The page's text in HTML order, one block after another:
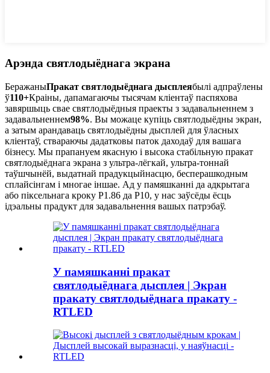
Арэнда святлодыёднага экрана
БеражаныПракат святлодыёднага дысплеябылі адпраўлены
ў110+Краіны, дапамагаючы тысячам кліентаў паспяхова
завяршыць свае святлодыёдныя праекты з задавальненнем з
задавальненнем98%. Вы можаце купіць святлодыёдны экран,
а затым арандаваць святлодыёдны дысплей для ўласных
кліентаў, ствараючы дадатковы паток даходаў для вашага
бізнесу. Мы прапануем якасную і высока стабільную пракат
святлодыёднага экрана з ультра-лёгкай, ультра-тоннай
таўшчынёй, выдатнай прадукцыйнасцю, бесперашкодным
сплайсінгам і многае іншае. Ад у памяшканні да адкрытага
або піксельнага кроку P1.86 да P10, у нас заўсёды ёсць
ідэальны прадукт для задавальнення вашых патрэбаў.
У памяшканні пракат
святлодыёднага дысплея | Экран
пракату святлодыёднага пракату -
RTLED